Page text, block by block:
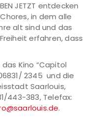
JETZT entdecken
in dem alle
alt sind und das
erfahren, dass
Kino “Capitol
2345 und die
Saarlouis,
443-383, Telefax:
.